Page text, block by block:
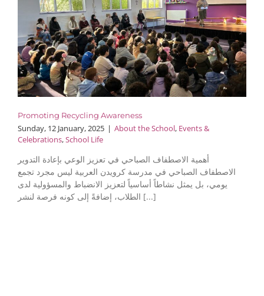
Promoting Recycling Awareness
Sunday, 12 January, 2025 | About the School, Events &
Celebrations,School Life
أهمية الاصطفاف الصباحي في تعزيز الوعي بإعادة التدوير
الاصطفاف الصباحي في مدرسة كرويدن العربية ليس مجرد تجمع
يومي، بل يمثل نشاطاً أساسياً لتعزيز الانضباط والمسؤولية لدى
الطلاب، إضافةً إلى كونه فرصة لنشر [...]